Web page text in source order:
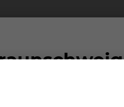
wiegt 3045 Gramm. Ihre